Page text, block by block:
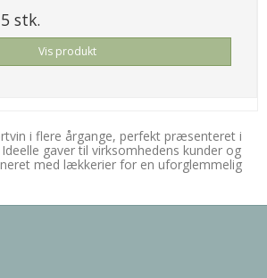
stk.
Vis produkt
i flere årgange, perfekt præsenteret i
gaver til virksomhedens kunder og
med lækkerier for en uforglemmelig